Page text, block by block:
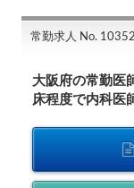
常勤求人 No.
大阪府の常勤医
床程度で内科医